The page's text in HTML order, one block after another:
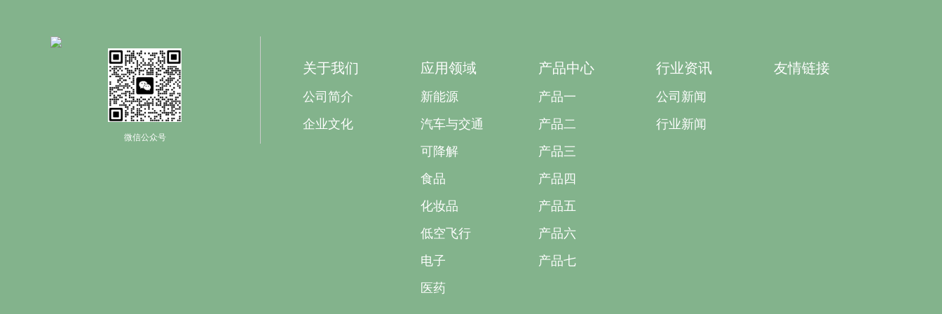
微信公众号
关于我们
公司简介
企业文化
应用领域
新能源
汽车与交通
可降解
食品
化妆品
低空飞行
电子
医药
产品中心
产品一
产品二
产品三
产品四
产品五
产品六
产品七
行业资讯
公司新闻
行业新闻
友情链接